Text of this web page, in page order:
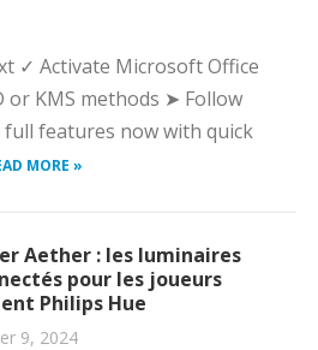
✓ Activate Microsoft Office
or KMS methods ➤ Follow
full features now with quick
MORE »
Aether : les luminaires
pour les joueurs
Philips Hue
9, 2024